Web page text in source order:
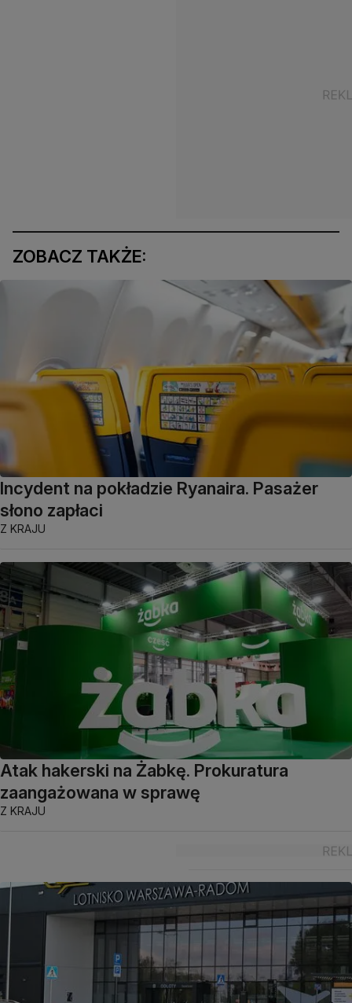
ZOBACZ TAKŻE:
Incydent na pokładzie Ryanaira. Pasażer
słono zapłaci
Z KRAJU
Atak hakerski na Żabkę. Prokuratura
zaangażowana w sprawę
Z KRAJU